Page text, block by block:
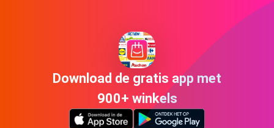
Download de gratis app met
900+ winkels